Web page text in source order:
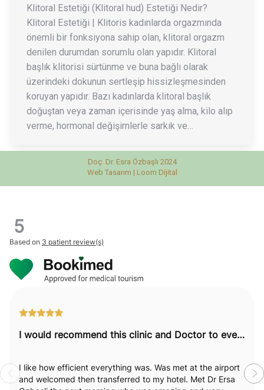
Klitoral Estetiği (Klitoral hud) Estetiği Nedir?
Klitoral Estetiği | Klitoris kadınlarda orgazmında
önemli bir fonksiyona sahip olan, klitoral orgazm
denilen durumdan sorumlu olan yapıdır. Klitoral
başlık klitorisi sürtünme ve buna bağlı olarak
üzerindeki dokunun sertleşip hissizleşmesinden
koruyan yapıdır. Bazı kadınlarda klitoral başlık
doğuştan veya zaman içerisinde yaş alma, kilo alıp
verme, hormonal değişimlerle sarkık ve…
Doç. Dr. Esra Özbaşlı 2024
Web Tasarım | Loom Dijital
5
Based on 3 patient review(s)
I would recommend this clinic and Doctor to everyone.
I like how efficient everything was. Was met at the airport
and welcomed then transferred to my hotel. Met Dr Ersa